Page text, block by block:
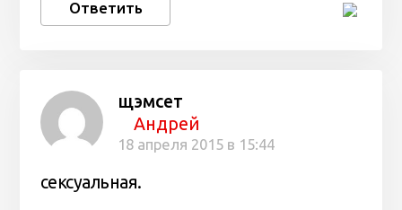
Ответить
щэмсет
Андрей
18 апреля 2015 в 15:44
сексуальная.